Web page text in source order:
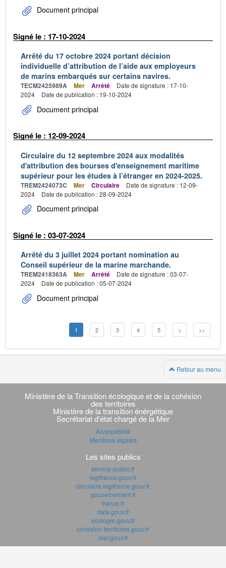
Document principal
Signé le : 17-10-2024
Arrêté du 17 octobre 2024 portant décision
individuelle d’attribution de l’aide aux employeurs
de marins embarqués sur certains navires.
TECM2425989A Mer Arrêté
Date de signature : 17-10-
2024
Date de publication : 19-10-2024
Document principal
Signé le : 12-09-2024
Circulaire du 12 septembre 2024 aux modalités
d'attribution des bourses d'enseignement maritime
supérieur pour les études à l’étranger en 2024-2025.
TREM2424073C Mer Circulaire
Date de signature : 12-09-
2024
Date de publication : 28-09-2024
Document principal
Signé le : 03-07-2024
Arrêté du 3 juillet 2024 portant nomination au
Conseil supérieur de la marine marchande.
TREM2418363A Mer Arrêté
Date de signature : 03-07-
2024
Date de publication : 05-07-2024
Document principal
1 2 3 4 5 > >>
Retour au menu
Navigation
transverse
Ministère de la Transition écologique et de la cohésion
des territoires
Ministère de la transition énérgétique
Secrétariat d'état chargé de la Mer
Accessibilité
Mentions légales
Les sites publics
service-public.fr
legifrance.gouv.fr
circulaire.legifrance.gouv.fr
gouvernement.fr
france.fr
data.gouv.fr
ecologie.gouv.fr
cohesion-territoires.gouv.fr
mer.gouv.fr